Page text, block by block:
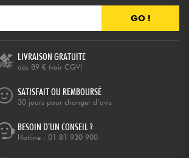
GO !
LIVRAISON GRATUITE
dès 89 € (voir CGV)
SATISFAIT OU REMBOURSÉ
30 jours pour changer d’avis
BESOIN D’UN CONSEIL ?
Hotline : 01 81 930 900